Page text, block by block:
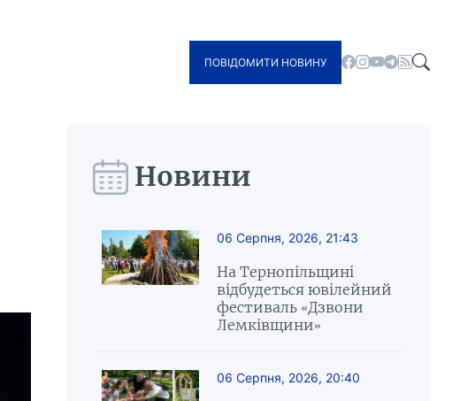
ПОВІДОМИТИ НОВИНУ
Новини
06 Серпня, 2026, 21:43
На Тернопільщині
відбудеться ювілейний
фестиваль «Дзвони
Лемківщини»
06 Серпня, 2026, 20:40